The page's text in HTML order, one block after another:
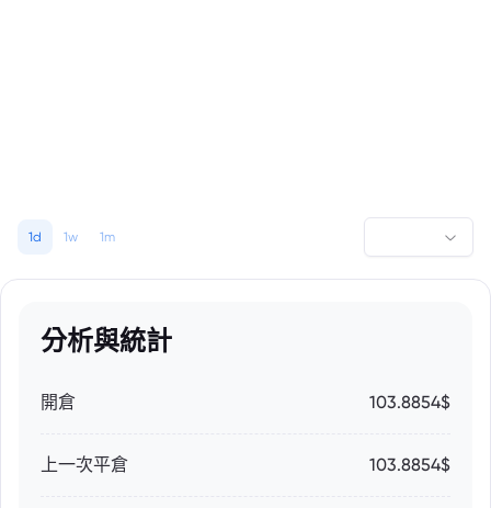
1d 1w 1m
分析與統計
開倉 103.8854$
上一次平倉 103.8854$